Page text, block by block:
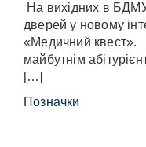
На вихідних в
дверей у новому
«Медичний квест».
майбутнім
[…]
Позначки